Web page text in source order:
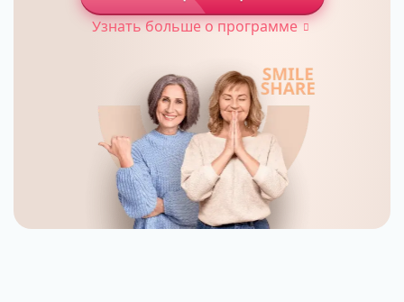
Узнать больше о программе